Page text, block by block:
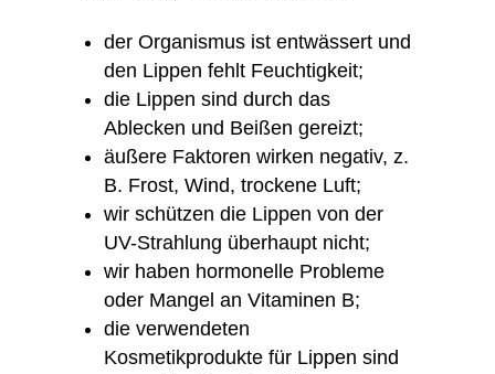
der Organismus ist entwässert und
den Lippen fehlt Feuchtigkeit;
die Lippen sind durch das
Ablecken und Beißen gereizt;
äußere Faktoren wirken negativ, z.
B. Frost, Wind, trockene Luft;
wir schützen die Lippen von der
UV-Strahlung überhaupt nicht;
wir haben hormonelle Probleme
oder Mangel an Vitaminen B;
die verwendeten
Kosmetikprodukte für Lippen sind